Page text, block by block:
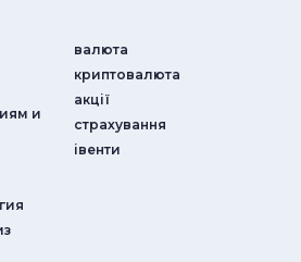
и
валюта
криптовалюта
акції
страхування
iвенти